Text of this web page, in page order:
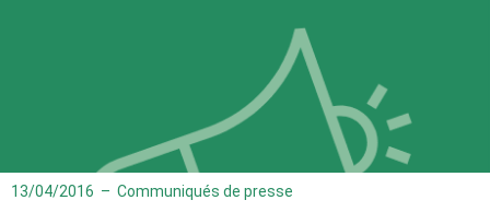
13/04/2016 – Communiqués de presse